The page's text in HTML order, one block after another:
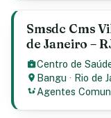
Smsdc Cms
de Janeiro –
Centro de
Bangu · Rio de
Agentes